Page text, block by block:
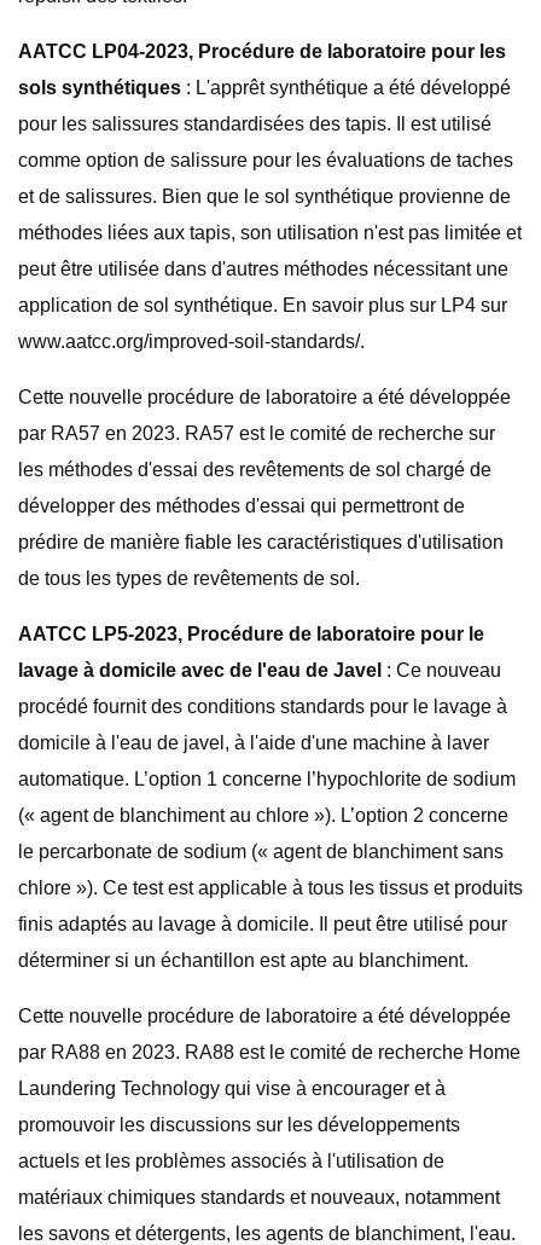
AATCC LP04-2023, Procédure de laboratoire pour les
sols synthétiques : L'apprêt synthétique a été développé
pour les salissures standardisées des tapis. Il est utilisé
comme option de salissure pour les évaluations de taches
et de salissures. Bien que le sol synthétique provienne de
méthodes liées aux tapis, son utilisation n'est pas limitée et
peut être utilisée dans d'autres méthodes nécessitant une
application de sol synthétique. En savoir plus sur LP4 sur
www.aatcc.org/improved-soil-standards/.
Cette nouvelle procédure de laboratoire a été développée
par RA57 en 2023. RA57 est le comité de recherche sur
les méthodes d'essai des revêtements de sol chargé de
développer des méthodes d'essai qui permettront de
prédire de manière fiable les caractéristiques d'utilisation
de tous les types de revêtements de sol.
AATCC LP5-2023, Procédure de laboratoire pour le
lavage à domicile avec de l'eau de Javel : Ce nouveau
procédé fournit des conditions standards pour le lavage à
domicile à l'eau de javel, à l'aide d'une machine à laver
automatique. L’option 1 concerne l’hypochlorite de sodium
(« agent de blanchiment au chlore »). L’option 2 concerne
le percarbonate de sodium (« agent de blanchiment sans
chlore »). Ce test est applicable à tous les tissus et produits
finis adaptés au lavage à domicile. Il peut être utilisé pour
déterminer si un échantillon est apte au blanchiment.
Cette nouvelle procédure de laboratoire a été développée
par RA88 en 2023. RA88 est le comité de recherche Home
Laundering Technology qui vise à encourager et à
promouvoir les discussions sur les développements
actuels et les problèmes associés à l'utilisation de
matériaux chimiques standards et nouveaux, notamment
les savons et détergents, les agents de blanchiment, l'eau.